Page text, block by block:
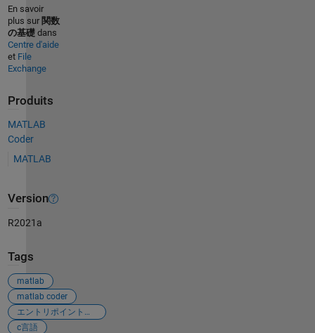
En savoir
plus sur 関数
の基礎dans
Centre d'aide
et File
Exchange
Produits
MATLAB
Coder
MATLAB
Version
R2021a
Tags
matlab
matlab coder
エントリポイント関数
c言語